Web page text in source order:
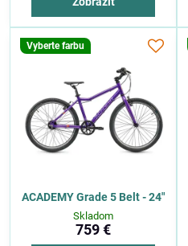
Vyberte farbu
ACADEMY Grade 5 Belt - 24"
Skladom
759 €